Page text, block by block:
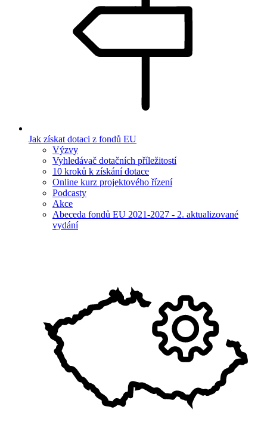
Jak získat dotaci z fondů EU
Výzvy
Vyhledávač dotačních příležitostí
10 kroků k získání dotace
Online kurz projektového řízení
Podcasty
Akce
Abeceda fondů EU 2021-2027 - 2. aktualizované
vydání